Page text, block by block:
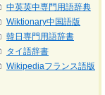
中英英中専門用語辞典
Wiktionary中国語版
韓日専門用語辞書
タイ語辞書
Wikipediaフランス語版